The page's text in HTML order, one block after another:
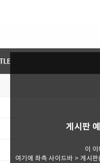
게시판
이 이
여기에 좌측 사이드바 > 게시